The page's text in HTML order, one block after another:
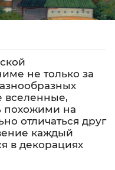
не только за
вселенные,
похожими на
отличаться друг
каждый
в декорациях